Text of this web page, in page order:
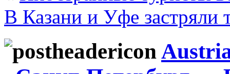
В Казани и Уфе застряли